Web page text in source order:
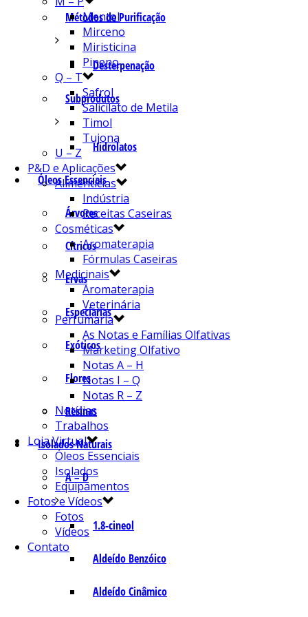
Métodos de Purificação
Desterpenação
Subprodutos
Hidrolatos
Óleos Essenciais
Árvores
Cítricos
Ervas
Especiarias
Exóticos
Flores
Resinas
Isolados Naturais
A – D
1.8-cineol
Aldeído Benzóico
Aldeído Cinâmico
Mentol
Mirceno
Miristicina
Pineno
Q – T
Safrol
Salicilato de Metila
Timol
Tujona
U – Z
P&D e Aplicações
Alimentícias
Indústria
Receitas Caseiras
Cosméticas
Aromaterapia
Fórmulas Caseiras
Medicinais
Aromaterapia
Veterinária
Perfumaria
As Notas e Famílias Olfativas
Marketing Olfativo
Notas A – H
Notas I – Q
Notas R – Z
Notícias
Trabalhos
Loja Virtual
Óleos Essenciais
Isolados
Equipamentos
Fotos e Vídeos
Fotos
Vídeos
Contato